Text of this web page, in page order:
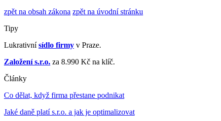
zpět na obsah zákona zpět na úvodní stránku
Tipy
Lukrativnísídlo firmy v Praze.
Založení s.r.o. za 8.990 Kč na klíč.
Články
Co dělat, když firma přestane podnikat
Jaké daně platí s.r.o. a jak je optimalizovat